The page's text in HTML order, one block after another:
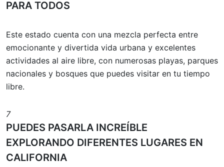
PARA TODOS
Este estado cuenta con una mezcla perfecta entre
emocionante y divertida vida urbana y excelentes
actividades al aire libre, con numerosas playas, parques
nacionales y bosques que puedes visitar en tu tiempo
libre.
7
PUEDES PASARLA INCREÍBLE
EXPLORANDO DIFERENTES LUGARES EN
CALIFORNIA